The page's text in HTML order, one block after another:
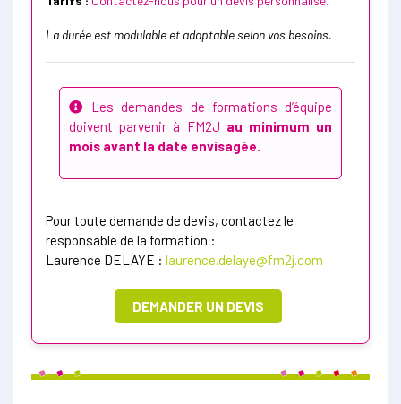
La durée est modulable et adaptable selon vos besoins.
Les demandes de formations d’équipe
doivent parvenir à FM2J au minimum un
mois avant la date envisagée.
Pour toute demande de devis, contactez le
responsable de la formation :
Laurence DELAYE : laurence.delaye@fm2j.com
DEMANDER UN DEVIS